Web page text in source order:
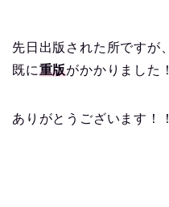
先日出版された所ですが、
既に重版がかかりました！
ありがとうございます！！